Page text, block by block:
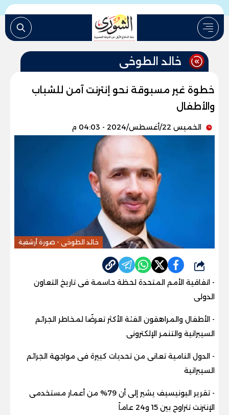
خالد الطوخى
خطوة غير مسبوقة نحو إنترنت آمن للشباب
والأطفال
الخميس 22/أغسطس/2024 - 04:03 م
خالد الطوخى - صورة أرشفية
شارك
- اتفاقية الأمم المتحدة لحظة حاسمة فى تاريخ التعاون
الدولى
- الأطفال والمراهقون الفئة الأكثر تعرضًا لمخاطر الجرائم
السيبرانية والتنمر الإلكترونى
- الدول النامية تعانى من تحديات كبيرة فى مواجهة الجرائم
السيبرانية
- تقرير اليونيسيف يشير إلى أن 79% من أعمار مستخدمى
الإنترنت تتراوح بين 15 و24 عاماً